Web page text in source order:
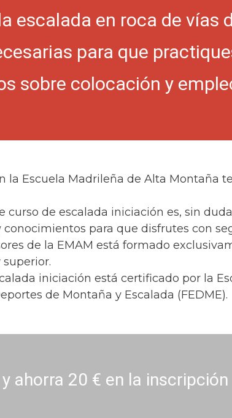
escalada en roca de vías
para que
sobre colocación y
la Escuela Madrileña de Alta Montaña
curso de escalada iniciación es, sin
para que disfrutes con
de la EMAM está formado
iniciación está certificado por la
de Montaña y Escalada (FEDME).
ahorra 20 € en la